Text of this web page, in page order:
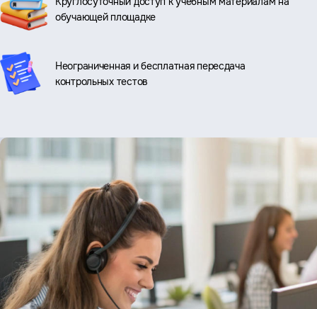
обучающей площадке
Неограниченная и бесплатная пересдача
контрольных тестов